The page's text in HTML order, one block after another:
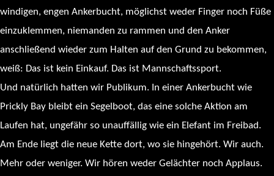
windigen, engen Ankerbucht, möglichst weder Finger noch Füße
einzuklemmen, niemanden zu rammen und den Anker
anschließend wieder zum Halten auf den Grund zu bekommen,
weiß: Das ist kein Einkauf. Das ist Mannschaftssport.
Und natürlich hatten wir Publikum. In einer Ankerbucht wie
Prickly Bay bleibt ein Segelboot, das eine solche Aktion am
Laufen hat, ungefähr so unauffällig wie ein Elefant im Freibad.
Am Ende liegt die neue Kette dort, wo sie hingehört. Wir auch.
Mehr oder weniger. Wir hören weder Gelächter noch Applaus.